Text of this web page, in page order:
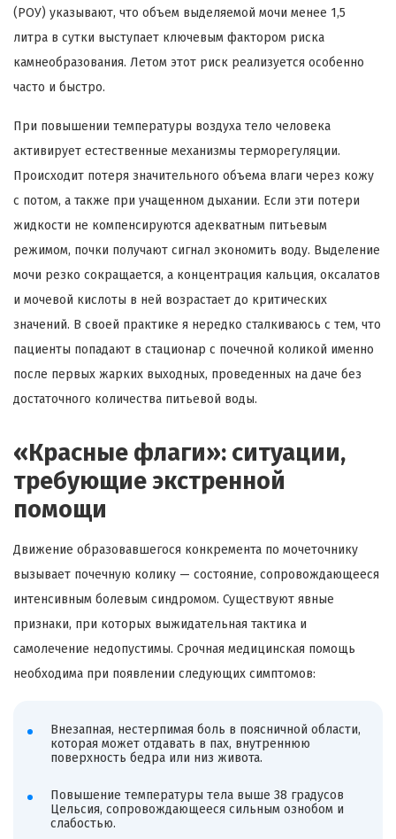
(РОУ) указывают, что объем выделяемой мочи менее 1,5
литра в сутки выступает ключевым фактором риска
камнеобразования. Летом этот риск реализуется особенно
часто и быстро.
При повышении температуры воздуха тело человека
активирует естественные механизмы терморегуляции.
Происходит потеря значительного объема влаги через кожу
с потом, а также при учащенном дыхании. Если эти потери
жидкости не компенсируются адекватным питьевым
режимом, почки получают сигнал экономить воду. Выделение
мочи резко сокращается, а концентрация кальция, оксалатов
и мочевой кислоты в ней возрастает до критических
значений. В своей практике я нередко сталкиваюсь с тем, что
пациенты попадают в стационар с почечной коликой именно
после первых жарких выходных, проведенных на даче без
достаточного количества питьевой воды.
«Красные флаги»: ситуации,
требующие экстренной
помощи
Движение образовавшегося конкремента по мочеточнику
вызывает почечную колику — состояние, сопровождающееся
интенсивным болевым синдромом. Существуют явные
признаки, при которых выжидательная тактика и
самолечение недопустимы. Срочная медицинская помощь
необходима при появлении следующих симптомов:
Внезапная, нестерпимая боль в поясничной области,
которая может отдавать в пах, внутреннюю
поверхность бедра или низ живота.
Повышение температуры тела выше 38 градусов
Цельсия, сопровождающееся сильным ознобом и
слабостью.